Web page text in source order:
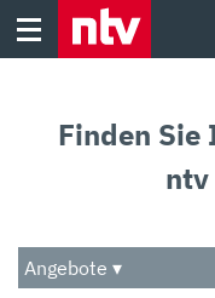
Skip
Audio
Das Beste
Finden Sie
Angebote ▾